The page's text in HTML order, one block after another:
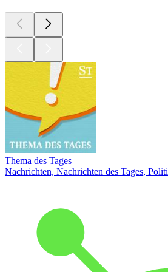
Thema des Tages
Nachrichten, Nachrichten des Tages,